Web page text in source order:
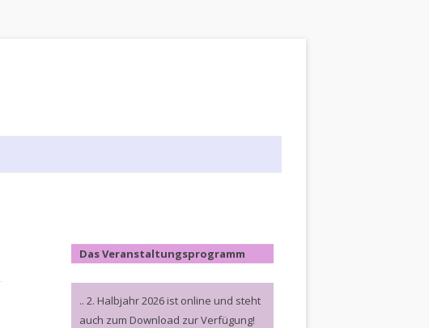
Das Veranstaltungsprogramm
.. 2. Halbjahr 2026 ist online und steht
auch zum Download zur Verfügung!